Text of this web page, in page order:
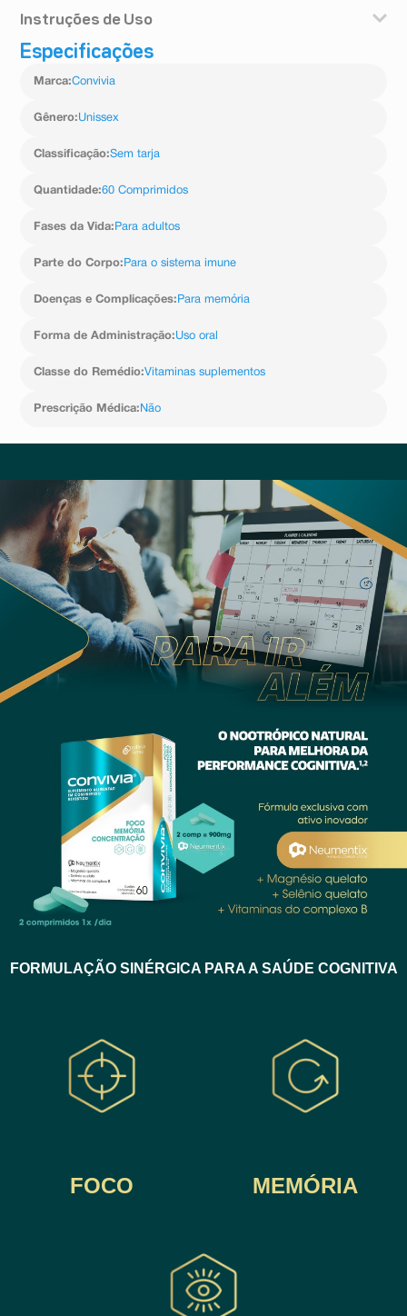
Instruções de Uso
2 comprimidos revestidos ao dia.
Especificações
Marca:Convivia
Gênero:Unissex
Classificação:Sem tarja
Quantidade:60 Comprimidos
Fases da Vida: Para adultos
Parte do Corpo: Para o sistema imune
Doenças e Complicações: Para memória
Forma de Administração:Uso oral
Classe do Remédio:Vitaminas suplementos
Prescrição Médica: Não